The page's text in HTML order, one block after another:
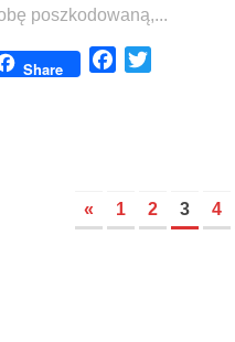
poszkodowaną,...
Share Facebook
« 1 2 3 4